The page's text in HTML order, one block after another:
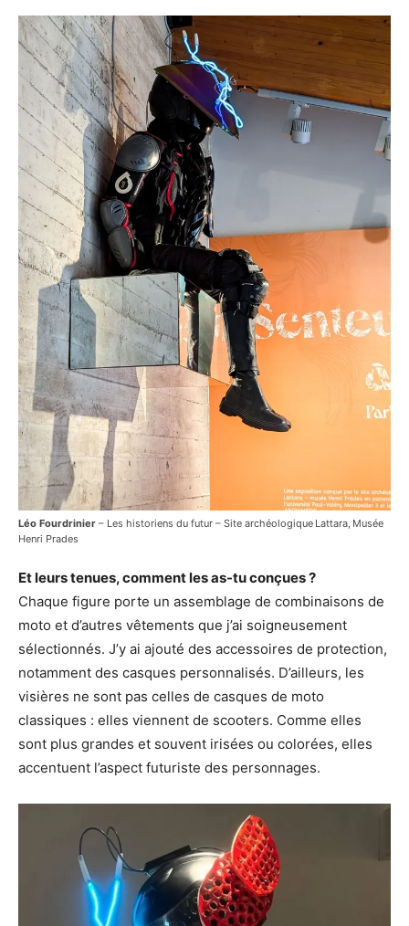
Léo Fourdrinier – Les historiens du futur – Site archéologique Lattara, Musée
Henri Prades
Et leurs tenues, comment les as-tu conçues ?
Chaque figure porte un assemblage de combinaisons de
moto et d’autres vêtements que j’ai soigneusement
sélectionnés. J’y ai ajouté des accessoires de protection,
notamment des casques personnalisés. D’ailleurs, les
visières ne sont pas celles de casques de moto
classiques : elles viennent de scooters. Comme elles
sont plus grandes et souvent irisées ou colorées, elles
accentuent l’aspect futuriste des personnages.